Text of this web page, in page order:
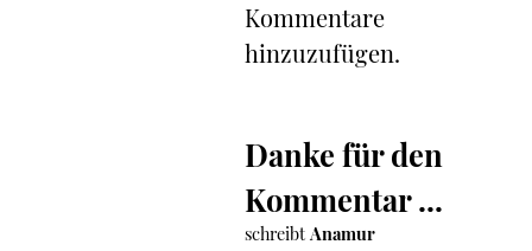
Kommentare
hinzuzufügen.
Danke für den
Kommentar ...
schreibtAnamur